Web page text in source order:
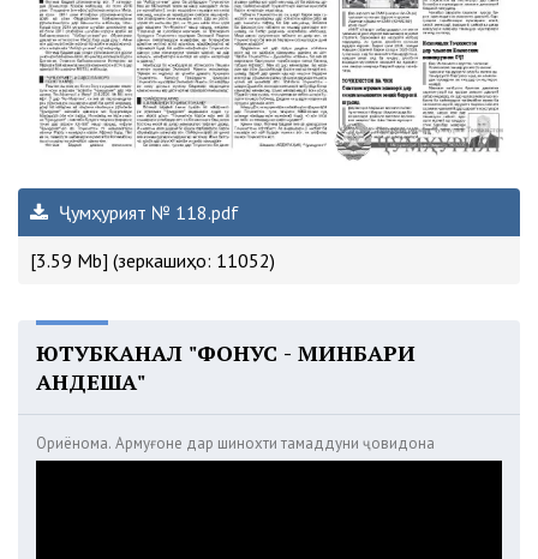
Ҷумҳурият № 118.pdf
[3.59 Mb] (зеркашиҳо: 11052)
ЮТУБКАНАЛ "ФОНУС - МИНБАРИ
АНДЕША"
Ориёнома. Армуғоне дар шинохти тамаддуни ҷовидона